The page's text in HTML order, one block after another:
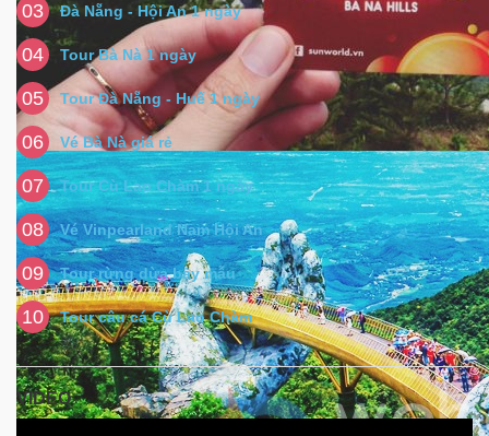
03 Đà Nẵng - Hội An 1 ngày
04 Tour Bà Nà 1 ngày
05 Tour Đà Nẵng - Huế 1 ngày
06 Vé Bà Nà giá rẻ
07 Tour Cù Lao Chàm 1 ngày
08 Vé Vinpearland Nam Hội An
09 Tour rừng dừa bảy mẫu
10 Tour câu cá Cù Lao Chàm
VIDEO